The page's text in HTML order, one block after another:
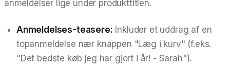
anmeldelser lige under produkttitlen.
Anmeldelses-teasere: Inkluder et uddrag af en
topanmeldelse nær knappen "Læg i kurv" (f.eks.
"Det bedste køb jeg har gjort i år! - Sarah").